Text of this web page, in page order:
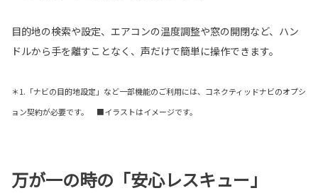
目的地の検索や設定、エアコンの温度調整や窓の開閉など、ハン
ドルから手を離すことなく、声だけで簡単に操作できます。
＊1.「ナビの目的地設定」など一部機能のご利用には、コネクティッドナビのオプシ
ョン契約が必要です。 ■イラストはイメージです。
万が一の時の「安心レスキュー」